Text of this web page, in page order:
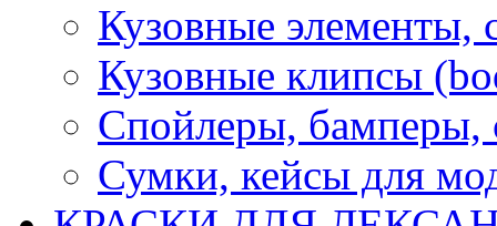
Кузовные элементы,
Кузовные клипсы
Спойлеры, бамперы,
Сумки, кейсы для